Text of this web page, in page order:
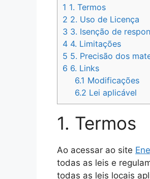
1 1. Termos
2 2. Uso de Licença
3 3. Isenção de
4 4. Limitações
5 5. Precisão dos
6 6. Links
6.1 Modificações
6.2 Lei aplicável
1. Termos
Ao acessar ao site
todas as leis e
todas as leis locais